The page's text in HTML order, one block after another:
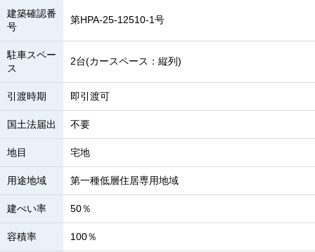
建築確認番
号
第HPA-25-12510-1号
駐車スペー
ス
2台(カースペース：縦列)
引渡時期 即引渡可
国土法届出 不要
地目 宅地
用途地域 第一種低層住居専用地域
建ぺい率 50％
容積率 100％